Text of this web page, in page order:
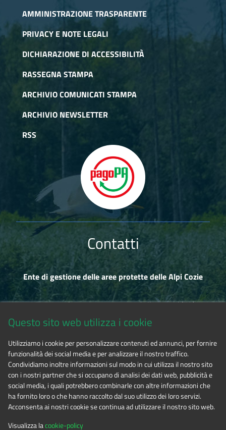
AMMINISTRAZIONE TRASPARENTE
PRIVACY E NOTE LEGALI
DICHIARAZIONE DI ACCESSIBILITÀ
RASSEGNA STAMPA
ARCHIVIO COMUNICATI STAMPA
ARCHIVIO NEWSLETTER
RSS
Contatti
Ente di gestione delle aree protette delle Alpi Cozie
Via Fransuà Fontan, 1 - 10050 Salbertrand (TO)
Tel. 0122.854720
E-mailalpicozie@cert.ruparpiemonte.it
Questo sito web utilizza i cookie
Utilizziamo i cookie per personalizzare contenuti ed annunci, per fornire
funzionalità dei social media e per analizzare il nostro traffico.
Condividiamo inoltre informazioni sul modo in cui utilizza il nostro sito
con i nostri partner che si occupano di analisi dei dati web, pubblicità e
social media, i quali potrebbero combinarle con altre informazioni che
ha fornito loro o che hanno raccolto dal suo utilizzo dei loro servizi.
Acconsenta ai nostri cookie se continua ad utilizzare il nostro sito web.
Visualizza lacookie-policy